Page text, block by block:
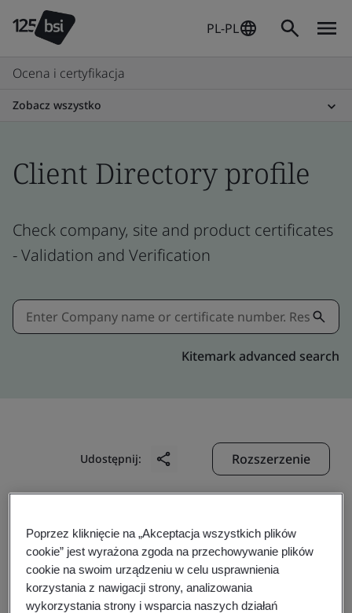
PL-PL
Ocena i certyfikacja
Zobacz wszystko
Client Directory profile
Check company, site and product certificates
- Validation and Verification
Kitemark advanced search
Udostępnij: Rozszerzenie
AMP Holding B.V.
Molensteyn 5-2
Utrecht
De Meern
Poprzez kliknięcie na „Akceptacja wszystkich plików
cookie” jest wyrażona zgoda na przechowywanie plików
cookie na swoim urządzeniu w celu usprawnienia
korzystania z nawigacji strony, analizowania
wykorzystania strony i wsparcia naszych działań